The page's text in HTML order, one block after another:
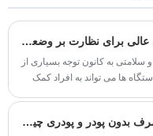
پالس اکسی متر دیجیتال انگشتی - راهی عالی برای نظارت بر وضعیت سلامتی خود
سلامتی به کانون توجه بسیاری از
ها می تواند به افراد کمک
تفاوت بین دستکش های نیتریل یکبار مصرف بدون پودر و پودری چیست؟